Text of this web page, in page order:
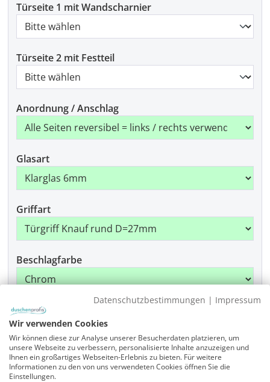
Türseite 1 mit Wandscharnier
Türseite 2 mit Festteil
Anordnung / Anschlag
Glasart
Griffart
Beschlagfarbe
Montage
Produkt Anzahl: Gib den gewünschten
In den Warenkorb
Datenschutzbestimmungen | Impressum
Wir verwenden Cookies
Wir können diese zur Analyse unserer Besucherdaten platzieren, um
unsere Webseite zu verbessern, personalisierte Inhalte anzuzeigen und
Ihnen ein großartiges Webseiten-Erlebnis zu bieten. Für weitere
Informationen zu den von uns verwendeten Cookies öffnen Sie die
Einstellungen.